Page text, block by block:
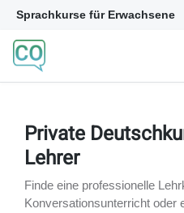
Sprachkurse für Erwachsene
Private
Lehrer
Finde eine professionelle
Konversationsunterricht oder